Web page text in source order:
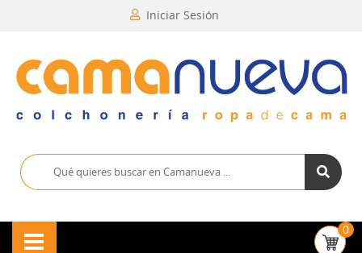
Iniciar Sesión
0